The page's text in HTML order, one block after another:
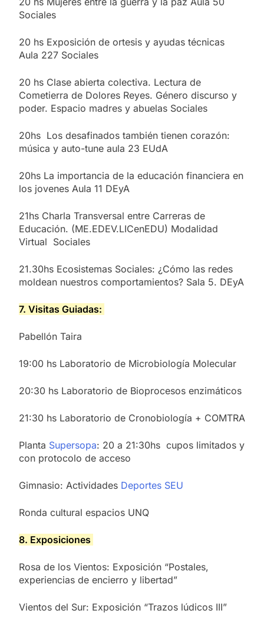
Sociales
20 hs Exposición de ortesis y ayudas técnicas
Aula 227 Sociales
20 hs Clase abierta colectiva. Lectura de
Cometierra de Dolores Reyes. Género discurso y
poder. Espacio madres y abuelas Sociales
20hs Los desafinados también tienen corazón:
música y auto-tune aula 23 EUdA
20hs La importancia de la educación financiera en
los jovenes Aula 11 DEyA
21hs Charla Transversal entre Carreras de
Educación. (ME.EDEV.LICenEDU) Modalidad
Virtual Sociales
21.30hs Ecosistemas Sociales: ¿Cómo las redes
moldean nuestros comportamientos? Sala 5. DEyA
7. Visitas Guiadas:
Pabellón Taira
19:00 hs Laboratorio de Microbiología Molecular
20:30 hs Laboratorio de Bioprocesos enzimáticos
21:30 hs Laboratorio de Cronobiología + COMTRA
Planta Supersopa: 20 a 21:30hs cupos limitados y
con protocolo de acceso
Gimnasio: Actividades Deportes SEU
Ronda cultural espacios UNQ
8. Exposiciones
Rosa de los Vientos: Exposición “Postales,
experiencias de encierro y libertad”
Vientos del Sur: Exposición “Trazos lúdicos III”